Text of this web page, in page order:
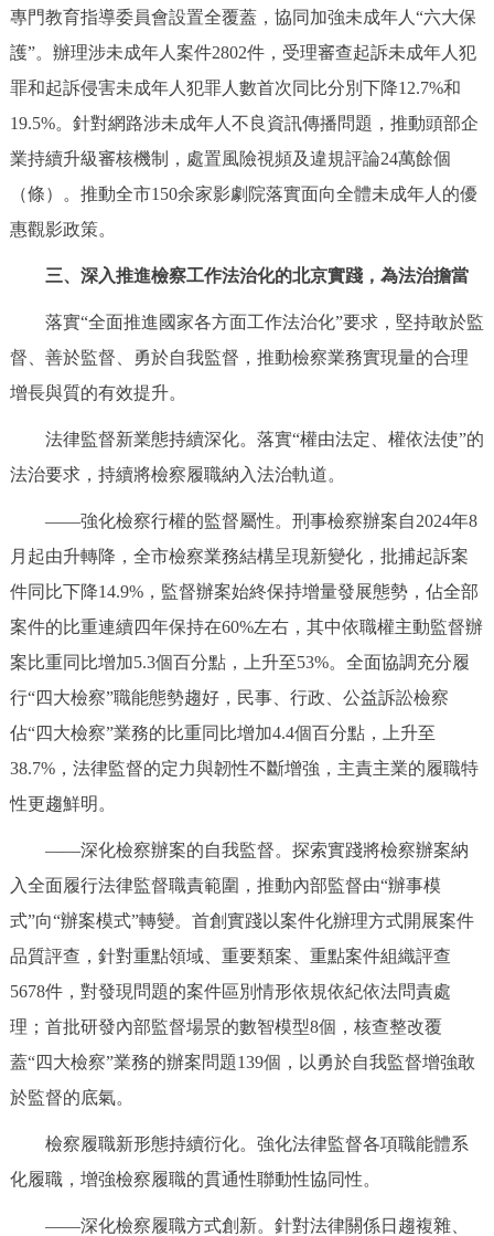
專門教育指導委員會設置全覆蓋，協同加強未成年人“六大保
護”。辦理涉未成年人案件2802件，受理審查起訴未成年人犯
罪和起訴侵害未成年人犯罪人數首次同比分別下降12.7%和
19.5%。針對網路涉未成年人不良資訊傳播問題，推動頭部企
業持續升級審核機制，處置風險視頻及違規評論24萬餘個
（條）。推動全市150余家影劇院落實面向全體未成年人的優
惠觀影政策。
三、深入推進檢察工作法治化的北京實踐，為法治擔當
落實“全面推進國家各方面工作法治化”要求，堅持敢於監
督、善於監督、勇於自我監督，推動檢察業務實現量的合理
增長與質的有效提升。
法律監督新業態持續深化。落實“權由法定、權依法使”的
法治要求，持續將檢察履職納入法治軌道。
——強化檢察行權的監督屬性。刑事檢察辦案自2024年8
月起由升轉降，全市檢察業務結構呈現新變化，批捕起訴案
件同比下降14.9%，監督辦案始終保持增量發展態勢，佔全部
案件的比重連續四年保持在60%左右，其中依職權主動監督辦
案比重同比增加5.3個百分點，上升至53%。全面協調充分履
行“四大檢察”職能態勢趨好，民事、行政、公益訴訟檢察
佔“四大檢察”業務的比重同比增加4.4個百分點，上升至
38.7%，法律監督的定力與韌性不斷增強，主責主業的履職特
性更趨鮮明。
——深化檢察辦案的自我監督。探索實踐將檢察辦案納
入全面履行法律監督職責範圍，推動內部監督由“辦事模
式”向“辦案模式”轉變。首創實踐以案件化辦理方式開展案件
品質評查，針對重點領域、重要類案、重點案件組織評查
5678件，對發現問題的案件區別情形依規依紀依法問責處
理；首批研發內部監督場景的數智模型8個，核查整改覆
蓋“四大檢察”業務的辦案問題139個，以勇於自我監督增強敢
於監督的底氣。
檢察履職新形態持續衍化。強化法律監督各項職能體系
化履職，增強檢察履職的貫通性聯動性協同性。
——深化檢察履職方式創新。針對法律關係日趨複雜、